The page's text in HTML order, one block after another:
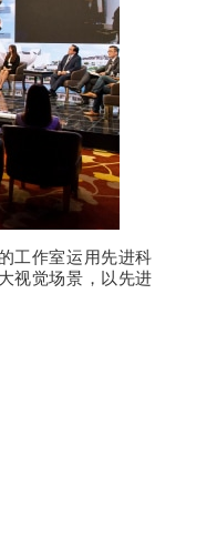
工作室运用先进科
视觉场景，以先进